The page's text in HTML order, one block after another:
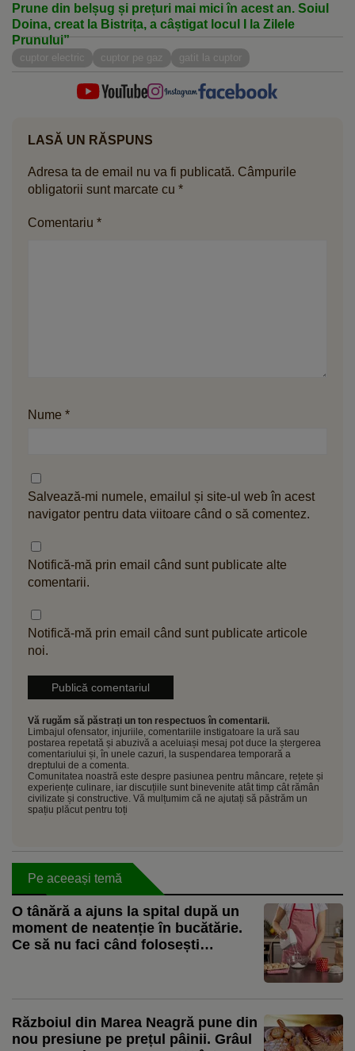
Prune din belșug și prețuri mai mici în acest an. Soiul
Doina, creat la Bistrița, a câștigat locul I la Zilele
Prunului”
cuptor electric cuptor pe gaz gatit la cuptor
LASĂ UN RĂSPUNS
Adresa ta de email nu va fi publicată. Câmpurile
obligatorii sunt marcate cu *
Comentariu *
Nume *
Salvează-mi numele, emailul și site-ul web în acest
navigator pentru data viitoare când o să comentez.
Notifică-mă prin email când sunt publicate alte
comentarii.
Notifică-mă prin email când sunt publicate articole
noi.
Vă rugăm să păstrați un ton respectuos în comentarii.
Limbajul ofensator, injuriile, comentariile instigatoare la ură sau
postarea repetată și abuzivă a aceluiași mesaj pot duce la ștergerea
comentariului și, în unele cazuri, la suspendarea temporară a
dreptului de a comenta.
Comunitatea noastră este despre pasiunea pentru mâncare, rețete și
experiențe culinare, iar discuțiile sunt binevenite atât timp cât rămân
civilizate și constructive. Vă mulțumim că ne ajutați să păstrăm un
spațiu plăcut pentru toți
Pe aceeași temă
O tânără a ajuns la spital după un
moment de neatenție în bucătărie.
Ce să nu faci când folosești
Războiul din Marea Neagră pune din
nou presiune pe prețul pâinii. Grâul